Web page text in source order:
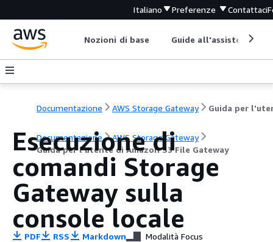
Italiano Preferenze Contattaci
Nozioni di base Guide all'assistenza
Documentazione AWS Storage Gateway
Documentazione
AWS Storage Gateway
Guida per l'utente di Amazon S3 File Gateway
Esecuzione di
comandi Storage
Gateway sulla
console locale
PDF RSS Markdown Modalità Focus